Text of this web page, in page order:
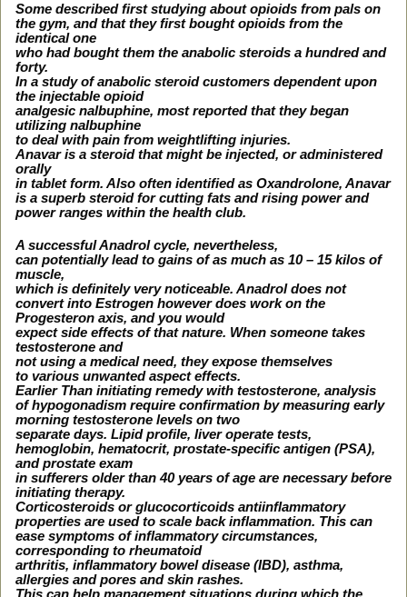
Some described first studying about opioids from pals on
the gym, and that they first bought opioids from the
identical one
who had bought them the anabolic steroids a hundred and
forty.
In a study of anabolic steroid customers dependent upon
the injectable opioid
analgesic nalbuphine, most reported that they began
utilizing nalbuphine
to deal with pain from weightlifting injuries.
Anavar is a steroid that might be injected, or administered
orally
in tablet form. Also often identified as Oxandrolone, Anavar
is a superb steroid for cutting fats and rising power and
power ranges within the health club.
A successful Anadrol cycle, nevertheless,
can potentially lead to gains of as much as 10 – 15 kilos of
muscle,
which is definitely very noticeable. Anadrol does not
convert into Estrogen however does work on the
Progesteron axis, and you would
expect side effects of that nature. When someone takes
testosterone and
not using a medical need, they expose themselves
to various unwanted aspect effects.
Earlier Than initiating remedy with testosterone, analysis
of hypogonadism require confirmation by measuring early
morning testosterone levels on two
separate days. Lipid profile, liver operate tests,
hemoglobin, hematocrit, prostate-specific antigen (PSA),
and prostate exam
in sufferers older than 40 years of age are necessary before
initiating therapy.
Corticosteroids or glucocorticoids antiinflammatory
properties are used to scale back inflammation. This can
ease symptoms of inflammatory circumstances,
corresponding to rheumatoid
arthritis, inflammatory bowel disease (IBD), asthma,
allergies and pores and skin rashes.